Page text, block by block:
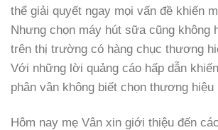
thể giải quyết ngay mọi vấn đề khiến
Nhưng chọn máy hút sữa cũng không
trên thị trường có hàng chục thương
Với những lời quảng cáo hấp dẫn
phân vân không biết chọn thương hiệu
Hôm nay mẹ Vân xin giới thiệu đến